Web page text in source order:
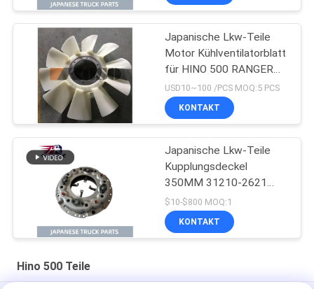
Japanische Lkw-Teile
Motor Kühlventilatorblatt
für HINO 500 RANGER
J08E EURO 4 10
BLADES
USD10~100 /PCS MOQ:5 PCS
KONTAKT
Japanische Lkw-Teile
Kupplungsdeckel
350MM 31210-2621
HNC540 Für HINO 500
RANGER Lkw J08C
J08CT zum Verkauf
$10-$800 MOQ:1
KONTAKT
Hino 500 Teile